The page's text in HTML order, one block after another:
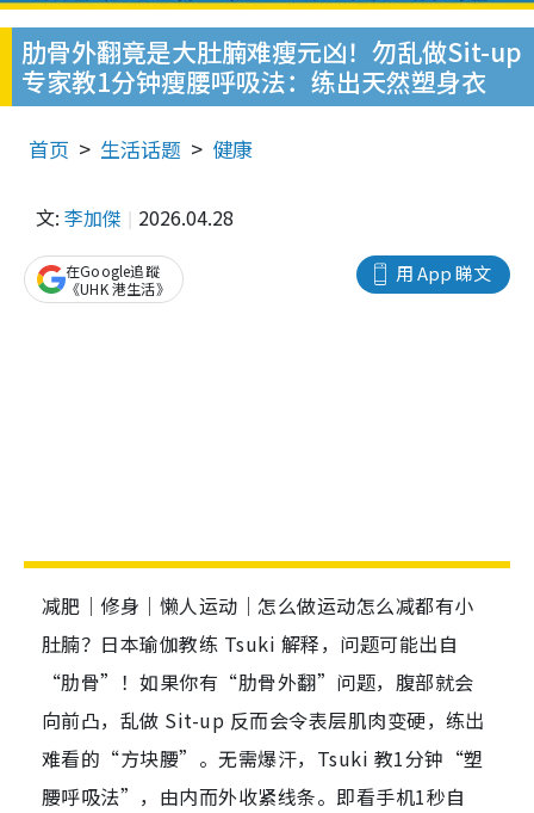
肋骨外翻竟是大肚腩难瘦元凶！勿乱做Sit-up
专家教1分钟瘦腰呼吸法：练出天然塑身衣
首页 生活话题 健康
文: 李加傑 2026.04.28
用 App 睇文
在Google追蹤
《UHK 港生活》
减肥｜修身｜懒人运动｜怎么做运动怎么减都有小
肚腩？日本瑜伽教练 Tsuki 解释，问题可能出自
“肋骨”！如果你有“肋骨外翻”问题，腹部就会
向前凸，乱做 Sit-up 反而会令表层肌肉变硬，练出
难看的“方块腰”。无需爆汗，Tsuki 教1分钟“塑
腰呼吸法”，由内而外收紧线条。即看手机1秒自